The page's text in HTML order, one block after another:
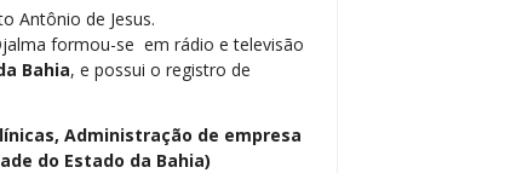
Antônio de Jesus.
formou-se em rádio e televisão
Bahia, e possui o registro de
Administração de empresa
do Estado da Bahia)